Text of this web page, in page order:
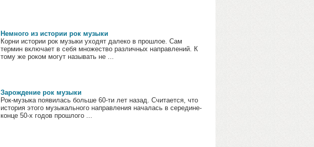
Немного из истории рок музыки
Корни истории рок музыки уходят далеко в прошлое. Сам
термин включает в себя множество различных направлений. К
тому же роком могут называть не ...
Зарождение рок музыки
Рок-музыка появилась больше 60-ти лет назад. Считается, что
история этого музыкального направления началась в середине-
конце 50-х годов прошлого ...